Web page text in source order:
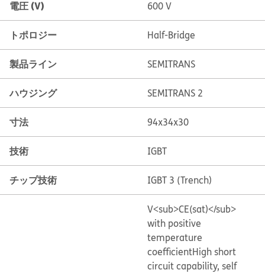
電圧 (V) 600 V
トポロジー Half-Bridge
製品ライン SEMITRANS
ハウジング SEMITRANS 2
寸法 94x34x30
技術 IGBT
チップ技術 IGBT 3 (Trench)
V<sub>CE(sat)</sub>
with positive
temperature
coefficientHigh short
circuit capability, self